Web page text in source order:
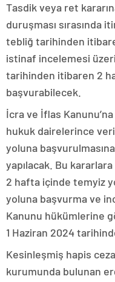
Tasdik veya ret
duruşması sırasında
tebliğ tarihinden
istinaf incelemesi
tarihinden itibaren 2
başvurabilecek.
İcra ve İflas
hukuk dairelerince
yoluna
yapılacak. Bu
2 hafta içinde temyiz
yoluna başvurma ve
Kanunu hükümlerine
1 Haziran 2024
Kesinleşmiş hapis
kurumunda bulunan